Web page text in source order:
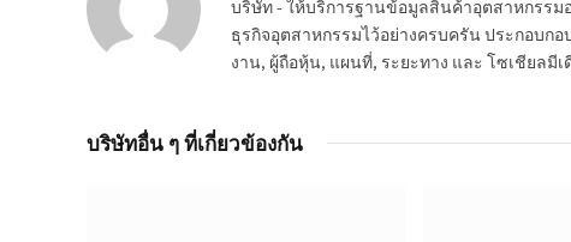
บริษัท - ให้บริการฐานข้อมูลสินค้าอุตสาหกรร
ธุรกิจอุตสาหกรรมไว้อย่างครบครัน ประกอบก
งาน, ผู้ถือหุ้น, แผนที่, ระยะทาง และ โซเชียลมีเ
บริษัทอื่น ๆ ที่เกี่ยวข้องกัน